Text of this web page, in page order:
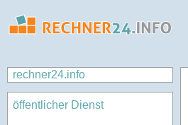
rechner24.info
öffentlicher Dienst